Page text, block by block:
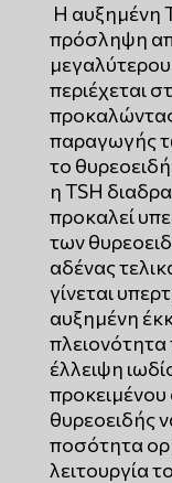
Η αυξημένη
πρόσληψη
περιέχεται
παραγωγής
το
η TSH
προκαλεί
των
αδένας
γίνεται
αυξημένη
έλλειψη
θυρεοειδής
ποσότητα
λειτουργία